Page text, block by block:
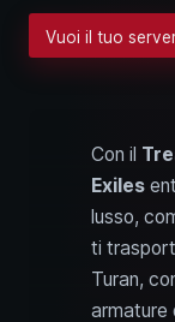
Vuoi il tuo
Con il
Exiles
lusso,
ti
Turan,
armature